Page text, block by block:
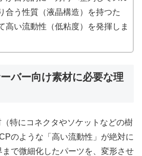
合う性質（液晶構造）を持つた
高い流動性（低粘度）を発揮しま
バー向け素材に必要な理
特にコネクタやソケットなどの樹
のような「高い流動性」が絶対に
で微細化したパーツを、変形させ